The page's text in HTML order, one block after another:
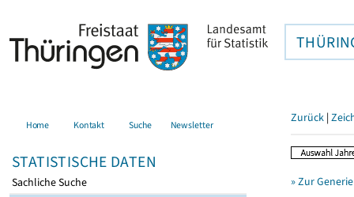
Home Kontakt Suche Newsletter
STATISTISCHE DATEN
Sachliche Suche
Zurück |
» Zur